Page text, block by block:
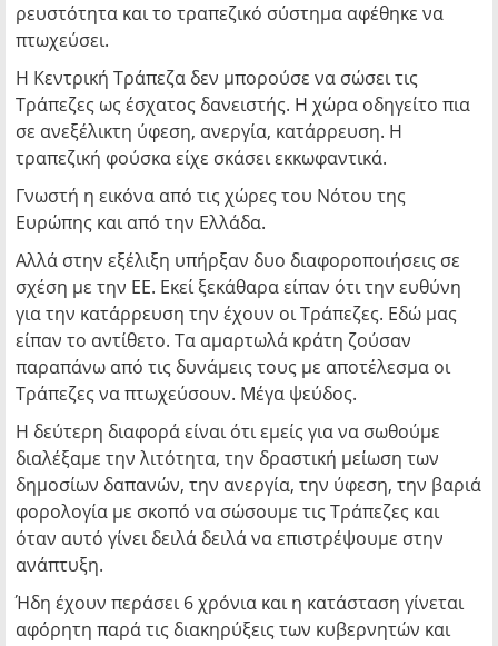
ρευστότητα και το τραπεζικό σύστημα αφέθηκε να
πτωχεύσει.
Η Κεντρική Τράπεζα δεν μπορούσε να σώσει τις
Τράπεζες ως έσχατος δανειστής. Η χώρα οδηγείτο πια
σε ανεξέλικτη ύφεση, ανεργία, κατάρρευση. Η
τραπεζική φούσκα είχε σκάσει εκκωφαντικά.
Γνωστή η εικόνα από τις χώρες του Νότου της
Ευρώπης και από την Ελλάδα.
Αλλά στην εξέλιξη υπήρξαν δυο διαφοροποιήσεις σε
σχέση με την ΕΕ. Εκεί ξεκάθαρα είπαν ότι την ευθύνη
για την κατάρρευση την έχουν οι Τράπεζες. Εδώ μας
είπαν το αντίθετο. Τα αμαρτωλά κράτη ζούσαν
παραπάνω από τις δυνάμεις τους με αποτέλεσμα οι
Τράπεζες να πτωχεύσουν. Μέγα ψεύδος.
Η δεύτερη διαφορά είναι ότι εμείς για να σωθούμε
διαλέξαμε την λιτότητα, την δραστική μείωση των
δημοσίων δαπανών, την ανεργία, την ύφεση, την βαριά
φορολογία με σκοπό να σώσουμε τις Τράπεζες και
όταν αυτό γίνει δειλά δειλά να επιστρέψουμε στην
ανάπτυξη.
Ήδη έχουν περάσει 6 χρόνια και η κατάσταση γίνεται
αφόρητη παρά τις διακηρύξεις των κυβερνητών και